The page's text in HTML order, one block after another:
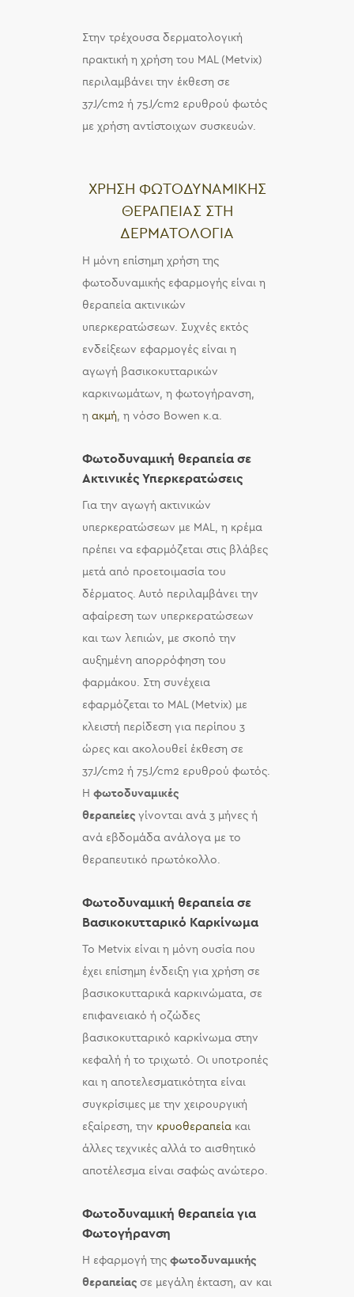
Στην τρέχουσα δερματολογική
πρακτική η χρήση του MAL (Metvix)
περιλαμβάνει την έκθεση σε
37J/cm2 ή 75J/cm2 ερυθρού φωτός
με χρήση αντίστοιχων συσκευών.
ΧΡΗΣΗ ΦΩΤΟΔΥΝΑΜΙΚΗΣ
ΘΕΡΑΠΕΙΑΣ ΣΤΗ
ΔΕΡΜΑΤΟΛΟΓΙΑ
Η μόνη επίσημη χρήση της
φωτοδυναμικής εφαρμογής είναι η
θεραπεία ακτινικών
υπερκερατώσεων. Συχνές εκτός
ενδείξεων εφαρμογές είναι η
αγωγή βασικοκυτταρικών
καρκινωμάτων, η φωτογήρανση,
η ακμή, η νόσο Bowen κ.α.
Φωτοδυναμική θεραπεία σε
Ακτινικές Υπερκερατώσεις
Για την αγωγή ακτινικών
υπερκερατώσεων με MAL, η κρέμα
πρέπει να εφαρμόζεται στις βλάβες
μετά από προετοιμασία του
δέρματος. Αυτό περιλαμβάνει την
αφαίρεση των υπερκερατώσεων
και των λεπιών, με σκοπό την
αυξημένη απορρόφηση του
φαρμάκου. Στη συνέχεια
εφαρμόζεται το MAL (Metvix) με
κλειστή περίδεση για περίπου 3
ώρες και ακολουθεί έκθεση σε
37J/cm2 ή 75J/cm2 ερυθρού φωτός.
Η φωτοδυναμικές
θεραπείες γίνονται ανά 3 μήνες ή
ανά εβδομάδα ανάλογα με το
θεραπευτικό πρωτόκολλο.
Φωτοδυναμική θεραπεία σε
Βασικοκυτταρικό Καρκίνωμα
Το Metvix είναι η μόνη ουσία που
έχει επίσημη ένδειξη για χρήση σε
βασικοκυτταρικά καρκινώματα, σε
επιφανειακό ή οζώδες
βασικοκυτταρικό καρκίνωμα στην
κεφαλή ή το τριχωτό. Οι υποτροπές
και η αποτελεσματικότητα είναι
συγκρίσιμες με την χειρουργική
εξαίρεση, την κρυοθεραπεία και
άλλες τεχνικές αλλά το αισθητικό
αποτέλεσμα είναι σαφώς ανώτερο.
Φωτοδυναμική θεραπεία για
Φωτογήρανση
Η εφαρμογή της φωτοδυναμικής
θεραπείας σε μεγάλη έκταση, αν και